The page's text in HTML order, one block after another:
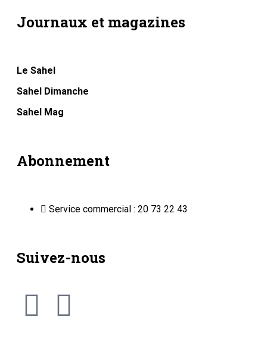
Journaux et magazines
Le Sahel
Sahel Dimanche
Sahel Mag
Abonnement
Service commercial : 20 73 22 43
Suivez-nous